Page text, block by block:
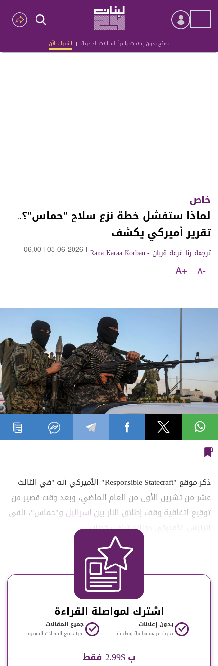
تصفّح بدون إعلانات واقرأ المقالات الحصرية | اشترك الآن
Advertisement
خاص
لماذا ستفشل خطة نزع سلاح "حماس"؟..
تقرير أميركي يكشف
ترجمة رنا قرعة قربان - Rana Karaa Korban 03-06-2026
06:00
A-
A+
ذكر موقع "Responsible Statecraft" الأميركي أنه "في الثالث
عشر من تشرين الأول من العام الماضي، وبعد وقت قصير من
توقيع اتفاقية وقف إطلاق النار بين إسرائيل و"حماس"، ألقى
الرئيس الأميركي
دونالد ترامبخطاب...
اشترك لمواصلة القراءة
بدون إعلانات
تجربة قراءة سلسة ونظيفة
جميع المقالات
اقرأ جميع المقالات المميزة
ب $2.99 فقط